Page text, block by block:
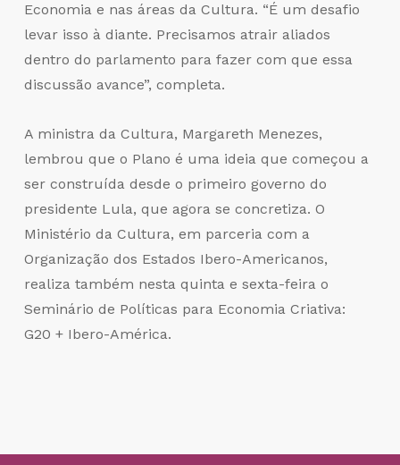
Economia e nas áreas da Cultura. “É um desafio
levar isso à diante. Precisamos atrair aliados
dentro do parlamento para fazer com que essa
discussão avance”, completa.
A ministra da Cultura, Margareth Menezes,
lembrou que o Plano é uma ideia que começou a
ser construída desde o primeiro governo do
presidente Lula, que agora se concretiza. O
Ministério da Cultura, em parceria com a
Organização dos Estados Ibero-Americanos,
realiza também nesta quinta e sexta-feira o
Seminário de Políticas para Economia Criativa:
G20 + Ibero-América.